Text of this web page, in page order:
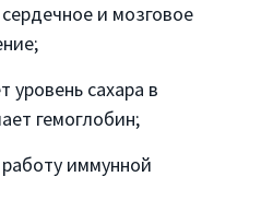
и мозговое
уровень сахара в
гемоглобин;
иммунной